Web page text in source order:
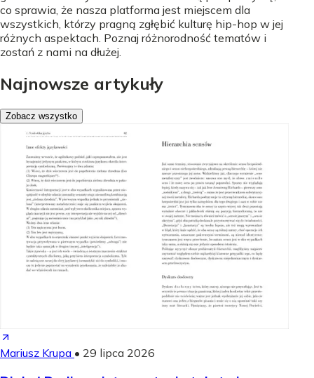
co sprawia, że nasza platforma jest miejscem dla
wszystkich, którzy pragną zgłębić kulturę hip-hop w jej
różnych aspektach. Poznaj różnorodność tematów i
zostań z nami na dłużej.
Najnowsze artykuły
Zobacz wszystko
Mariusz Krupa • 29 lipca 2026